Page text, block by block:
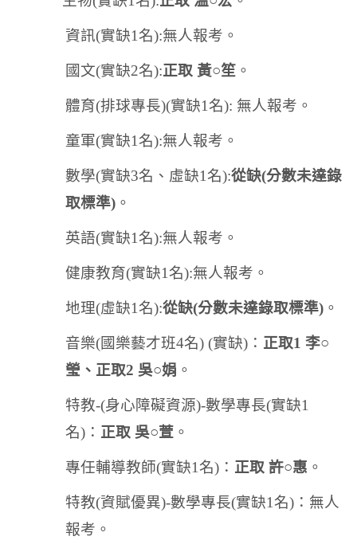
資訊(實缺1 名):無人報考。
國文(實缺2名):正取 黃○笙 。
體育(排球專長)(實缺1 名): 無人報考。
童軍(實缺1 名):無人報考。
數學(實缺3名、虛缺1 名):從缺(分數未達錄
取標準) 。
英語(實缺1 名):無人報考。
健康教育(實缺1 名):無人報考。
地理(虛缺1 名):從缺(分數未達錄取標準) 。
音樂(國樂藝才班4名) (實缺) ： 正取1李○
瑩、正取2 吳○娟 。
特教-(身心障礙資源)-數學專長(實缺1
名) ： 正取 吳○萱 。
專任輔導教師(實缺1 名) ： 正取 許○惠 。
特教(資賦優異)-數學專長(實缺1 名) ：無人
報考。